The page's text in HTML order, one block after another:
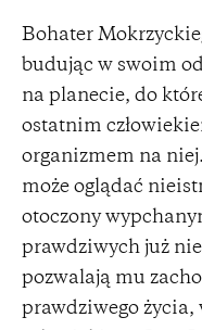
Bohater
budując w swoim
na planecie, do
ostatnim
organizmem na
może oglądać
otoczony
prawdziwych już
pozwalają mu
prawdziwego